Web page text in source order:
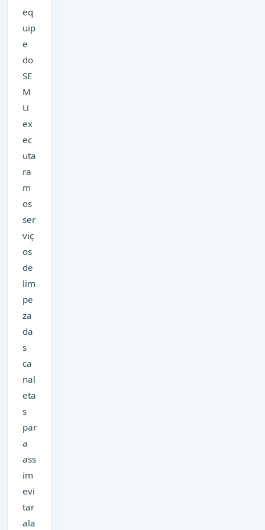
eq
uip
e
do
SE
M
U
ex
ec
uta
ra
m
os
ser
viç
os
de
lim
pe
za
da
s
ca
nal
eta
s
par
a
ass
im
evi
tar
ala